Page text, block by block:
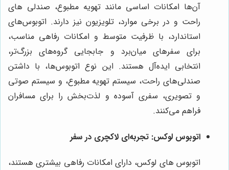
آن‌ها امکانات اساسی مانند تهویه مطبوع، صندلی های
راحت و در برخی موارد، تلویزیون نیز دارند. اتوبوس‌های
استاندارد، با ظرفیت متوسط و امکانات رفاهی مناسب،
برای سفرهای میان‌برد و جابجایی گروه‌های بزرگ‌تر،
انتخابی ایده‌آل هستند. این نوع اتوبوس‌ها، با داشتن
صندلی‌های راحت، سیستم تهویه مطبوع، و سیستم صوتی
و تصویری، سفری آسوده و لذت‌بخش را برای مسافران
فراهم می‌کنند.
اتوبوس لوکس: تجربه‌ای لاکچری در سفر
اتوبوس های لوکس، دارای امکانات رفاهی بیشتری هستند،